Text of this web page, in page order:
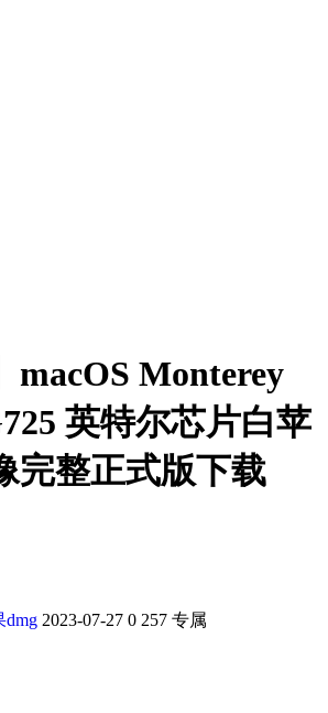
macOS Monterey
英特尔芯片白苹
完整正式版下载
dmg 2023-07-27 0 257 专属